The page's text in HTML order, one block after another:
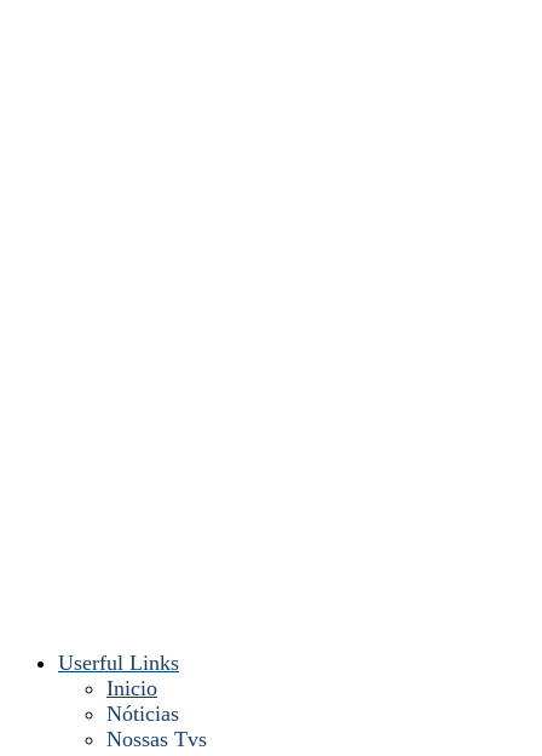
Userful Links
Inicio
Nóticias
Nossas Tvs